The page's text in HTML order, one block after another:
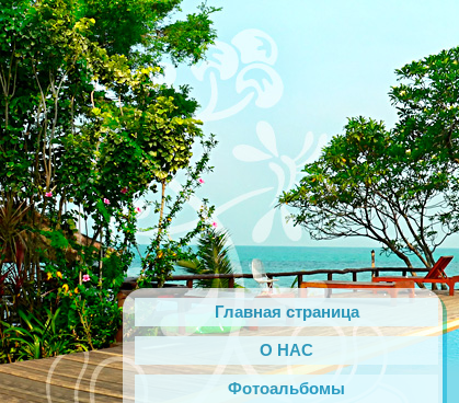
Главная страница
О НАС
Фотоальбомы